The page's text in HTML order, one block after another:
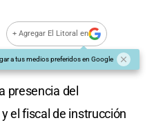
+ Agregar El Litoral en
a tus medios preferidos en Google
presencia del
el fiscal de instrucción